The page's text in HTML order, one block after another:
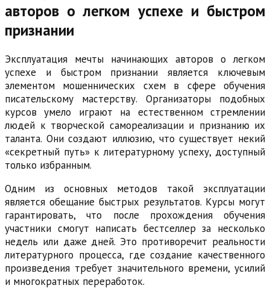
авторов о легком успехе и быстром
признании
Эксплуатация мечты начинающих авторов о легком
успехе и быстром признании является ключевым
элементом мошеннических схем в сфере обучения
писательскому мастерству. Организаторы подобных
курсов умело играют на естественном стремлении
людей к творческой самореализации и признанию их
таланта. Они создают иллюзию, что существует некий
«секретный путь» к литературному успеху, доступный
только избранным.
Одним из основных методов такой эксплуатации
является обещание быстрых результатов. Курсы могут
гарантировать, что после прохождения обучения
участники смогут написать бестселлер за несколько
недель или даже дней. Это противоречит реальности
литературного процесса, где создание качественного
произведения требует значительного времени, усилий
и многократных переработок.